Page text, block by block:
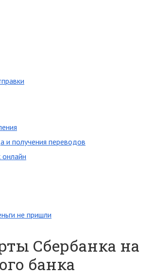
и получения переводов
онлайн
не пришли
Сбербанка на
банка